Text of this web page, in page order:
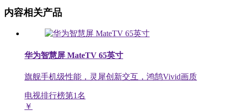
内容相关产品
华为智慧屏 MateTV 65英寸
旗舰手机级性能，灵犀创新交互，鸿鹄Vivid画质
电视排行榜第1名
￥